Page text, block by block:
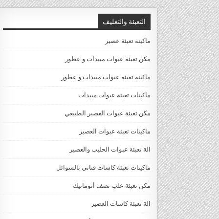
التعبئة والتغليف
ماكينة تعبئة عصير
مكن تعبئة عبوات مبيدات و عطور
ماكينة تعبئة عبوات مبيدات و عطور
ماكينات تعبئة عبوات مبيدات
مكن تعبئة عبوات العصير الطبيعي
ماكينات تعبئة عبوات العصير
الة تعبئة عبوات الحليب والعصير
ماكينات تعبئة كاسات قناني بالسوائل
مكن تعبئة علب نصف أتوماتيك
الة تعبئة كاسات العصير